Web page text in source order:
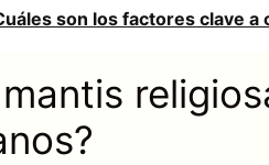
son los factores clave